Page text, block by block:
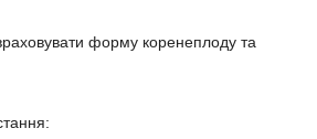
форму коренеплоду та